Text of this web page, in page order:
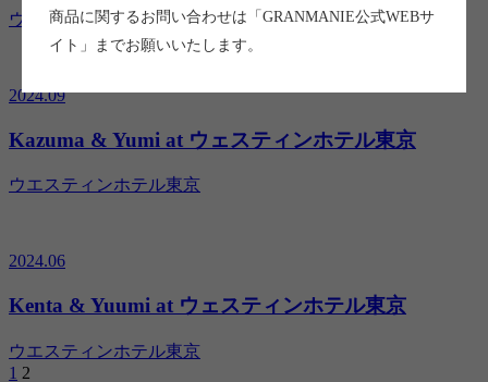
ウエスティンホテル東京
2024.09
Kazuma & Yumi at ウェスティンホテル東京
ウエスティンホテル東京
2024.06
Kenta & Yuumi at ウェスティンホテル東京
ウエスティンホテル東京
1 2
商品に関するお問い合わせは「GRANMANIE公式WEBサ
イト」までお願いいたします。